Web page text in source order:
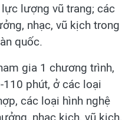
lượng vũ trang; các
nhạc, vũ kịch trong
quốc.
gia 1 chương trình,
phút, ở các loại
các loại hình nghệ